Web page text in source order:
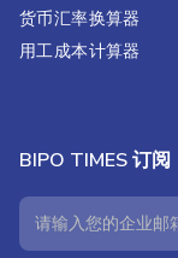
货币汇率换算器
用工成本计算器
BIPO TIMES 订阅